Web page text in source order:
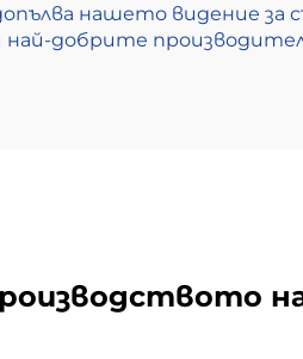
нашето видение за
добрите